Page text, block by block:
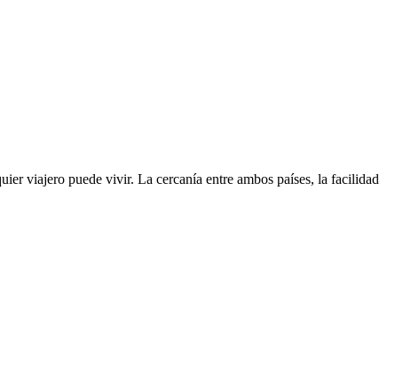
viajero puede vivir. La cercanía entre ambos países, la facilidad